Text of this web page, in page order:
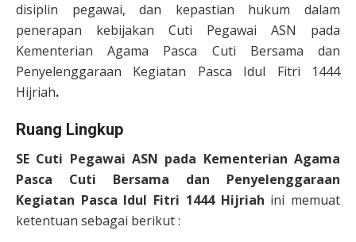
disiplin pegawai, dan kepastian hukum dalam
penerapan kebijakan Cuti Pegawai ASN pada
Kementerian Agama Pasca Cuti Bersama dan
Penyelenggaraan Kegiatan Pasca Idul Fitri 1444
Hijriah.
Ruang Lingkup
SE Cuti Pegawai ASN pada Kementerian Agama
Pasca Cuti Bersama dan Penyelenggaraan
Kegiatan Pasca Idul Fitri 1444 Hijriah ini memuat
ketentuan sebagai berikut :